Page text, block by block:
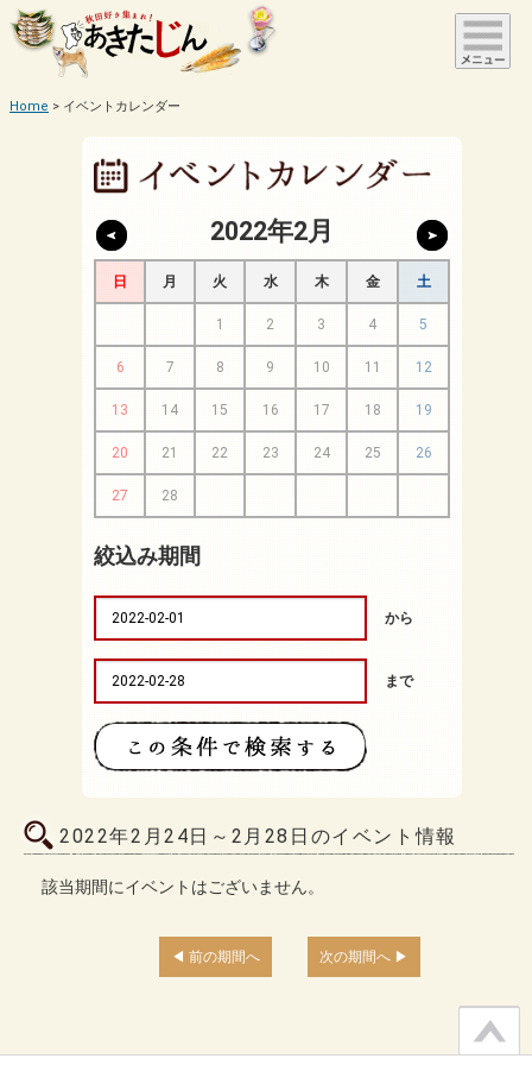
Home イベントカレンダー
2022年2月
日 月 火 水 木 金 土
1 2 3 4 5
6 7 8 9 10 11 12
13 14 15 16 17 18 19
20 21 22 23 24 25 26
27 28
絞込み期間
から
まで
2022年2月24日～2月28日のイベント情報
該当期間にイベントはございません。
前の期間へ 次の期間へ